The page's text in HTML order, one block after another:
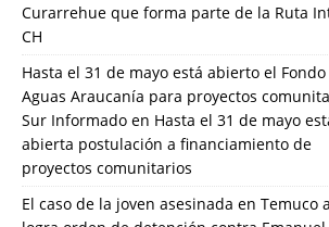
Curarrehue que forma parte de la Ruta
CH
Hasta el 31 de mayo está abierto el
Aguas Araucanía para proyectos
Sur Informado en Hasta el 31 de mayo
abierta postulación a financiamiento de
proyectos comunitarios
El caso de la joven asesinada en Temuco